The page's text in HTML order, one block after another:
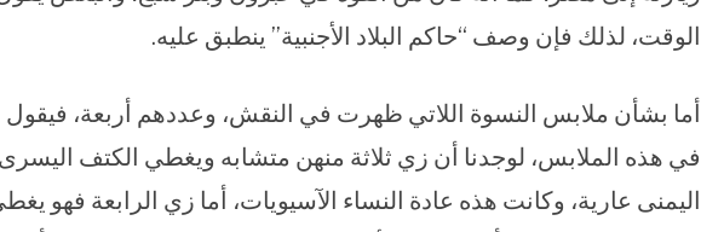
الوقت، لذلك فإن وصف “حاكم البلاد الأجنبية” ينطبق عليه.
أما بشأن ملابس النسوة اللاتي ظهرت في النقش، وعددهم أربعة، فيقول
في هذه الملابس، لوجدنا أن زي ثلاثة منهن متشابه ويغطي الكتف
اليمنى عارية، وكانت هذه عادة النساء الآسيويات، أما زي الرابعة فهو